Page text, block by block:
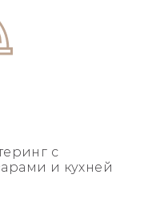
с
и кухней